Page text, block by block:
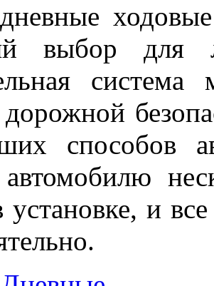
выбор для
система
дорожной
способов
установке, и